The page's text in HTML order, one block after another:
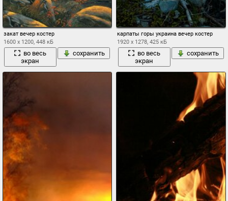
закат вечер костер
1600 x 1200, 448 кБ
во весь
экран
сохранить
карпаты горы украина вечер костер
1920 x 1278, 425 кБ
во весь
экран
сохранить